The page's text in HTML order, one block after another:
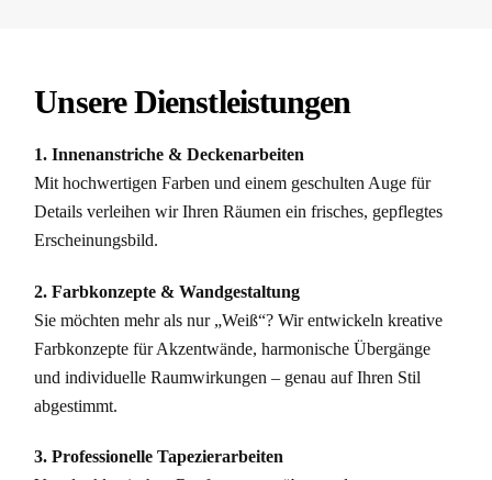
Unsere Dienstleistungen
1. Innenanstriche & Deckenarbeiten
Mit hochwertigen Farben und einem geschulten Auge für
Details verleihen wir Ihren Räumen ein frisches, gepflegtes
Erscheinungsbild.
2. Farbkonzepte & Wandgestaltung
Sie möchten mehr als nur „Weiß“? Wir entwickeln kreative
Farbkonzepte für Akzentwände, harmonische Übergänge
und individuelle Raumwirkungen – genau auf Ihren Stil
abgestimmt.
3. Professionelle Tapezierarbeiten